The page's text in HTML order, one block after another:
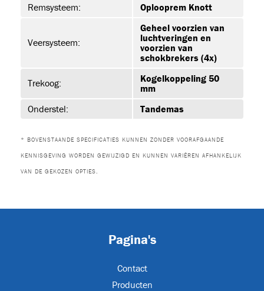
Remsysteem:
Oplooprem Knott
Veersysteem:
Geheel voorzien van
luchtveringen en
voorzien van
schokbrekers (4x)
Trekoog:
Kogelkoppeling 50
mm
Onderstel:
Tandemas
* BOVENSTAANDE SPECIFICATIES KUNNEN ZONDER VOORAFGAANDE
KENNISGEVING WORDEN GEWIJZIGD EN KUNNEN VARIËREN AFHANKELIJK
VAN DE GEKOZEN OPTIES.
Pagina's
Contact
Producten